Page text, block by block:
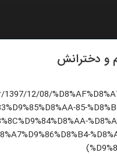
12/08/
85-